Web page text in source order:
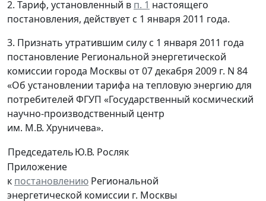
2. Тариф, установленный в п. 1 настоящего
постановления, действует с 1 января 2011 года.
3. Признать утратившим силу с 1 января 2011 года
постановление Региональной энергетической
комиссии города Москвы от 07 декабря 2009 г. N 84
«Об установлении тарифа на тепловую энергию для
потребителей ФГУП «Государственный космический
научно-производственный центр
им. М.В. Хруничева».
ПредседательЮ.В. Росляк
Приложение
к постановлению Региональной
энергетической комиссии г. Москвы